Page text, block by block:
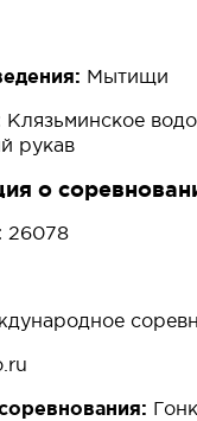
Мытищи
Клязьминское
рукав
о
26078